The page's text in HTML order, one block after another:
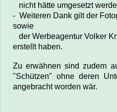
nicht hätte umgesetzt
- Weiteren Dank gilt der
sowie
der Werbeagentur Volker
erstellt haben.
Zu erwähnen sind zudem
"Schützen" ohne deren
angebracht worden wär.